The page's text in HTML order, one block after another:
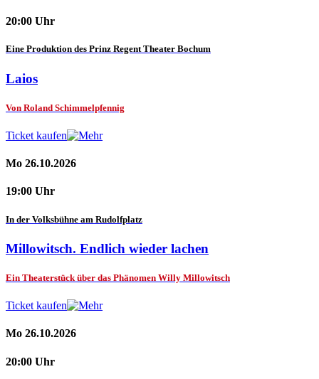
20:00 Uhr
Eine Produktion des Prinz Regent Theater Bochum
Laios
Von Roland Schimmelpfennig
Ticket kaufen
Mo 26.10.2026
19:00 Uhr
In der Volksbühne am Rudolfplatz
Millowitsch. Endlich wieder lachen
Ein Theaterstück über das Phänomen Willy Millowitsch
Ticket kaufen
Mo 26.10.2026
20:00 Uhr